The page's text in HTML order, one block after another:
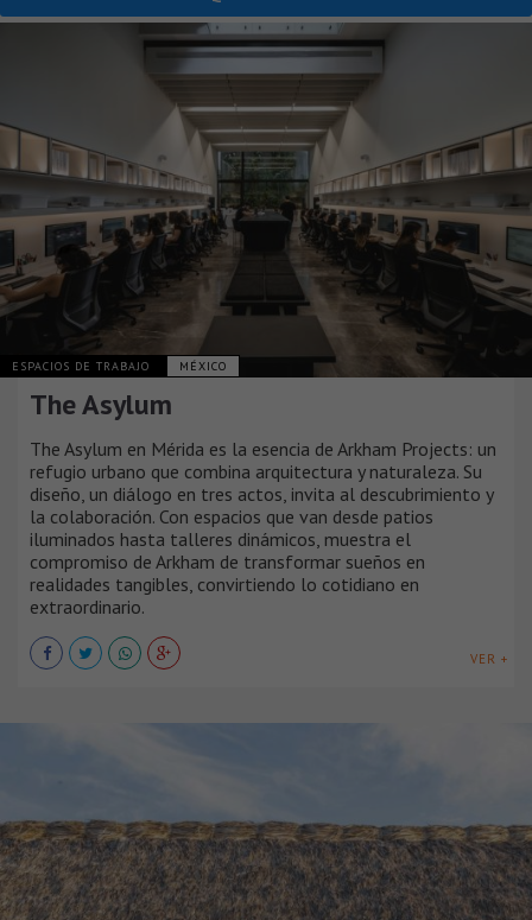
ESPACIOS DE TRABAJO MÉXICO
The Asylum
The Asylum en Mérida es la esencia de Arkham Projects: un
refugio urbano que combina arquitectura y naturaleza. Su
diseño, un diálogo en tres actos, invita al descubrimiento y
la colaboración. Con espacios que van desde patios
iluminados hasta talleres dinámicos, muestra el
compromiso de Arkham de transformar sueños en
realidades tangibles, convirtiendo lo cotidiano en
extraordinario.
VER +